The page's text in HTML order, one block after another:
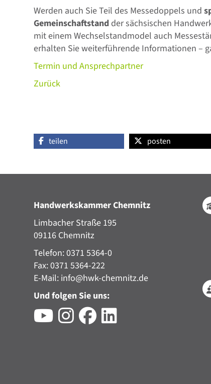
Werden auch Sie Teil des Messedoppels und
Gemeinschaftstand der sächsischen
mit einem Wechselstandmodel auch
erhalten Sie weiterführende Informationen –
Termin und Ansprechpartner
Zurück
teilen posten
Handwerkskammer Chemnitz
Limbacher Straße 195
09116 Chemnitz
Telefon: 0371 5364-0
Fax: 0371 5364-222
E-Mail: info@hwk-chemnitz.de
Und folgen Sie uns: